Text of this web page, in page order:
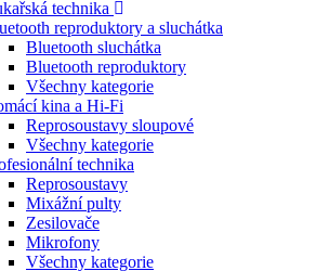
technika
reproduktory a sluchátka
Bluetooth sluchátka
Bluetooth reproduktory
Všechny kategorie
kina a Hi-Fi
Reprosoustavy sloupové
Všechny kategorie
technika
Reprosoustavy
Mixážní pulty
Zesilovače
Mikrofony
Všechny kategorie